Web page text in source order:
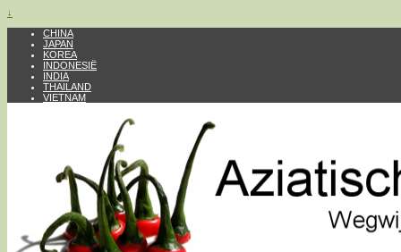
↓
CHINA
JAPAN
KOREA
INDONESIË
INDIA
THAILAND
VIETNAM